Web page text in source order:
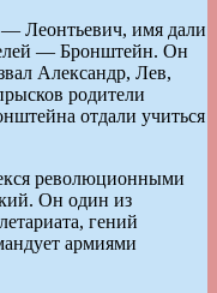
— Леонтьевич, имя дали
— Бронштейн. Он
Александр, Лев,
родители
отдали учиться
революционными
Он один из
гений
армиями